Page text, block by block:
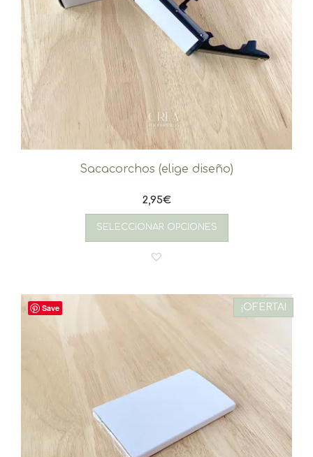
Sacacorchos (elige diseño)
2,95€
SELECCIONAR OPCIONES
Save ¡OFERTA!